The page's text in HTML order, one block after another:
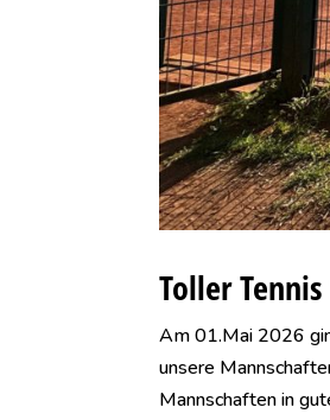
Toller
Am 01.Mai 2026
unsere
Mannschaften in